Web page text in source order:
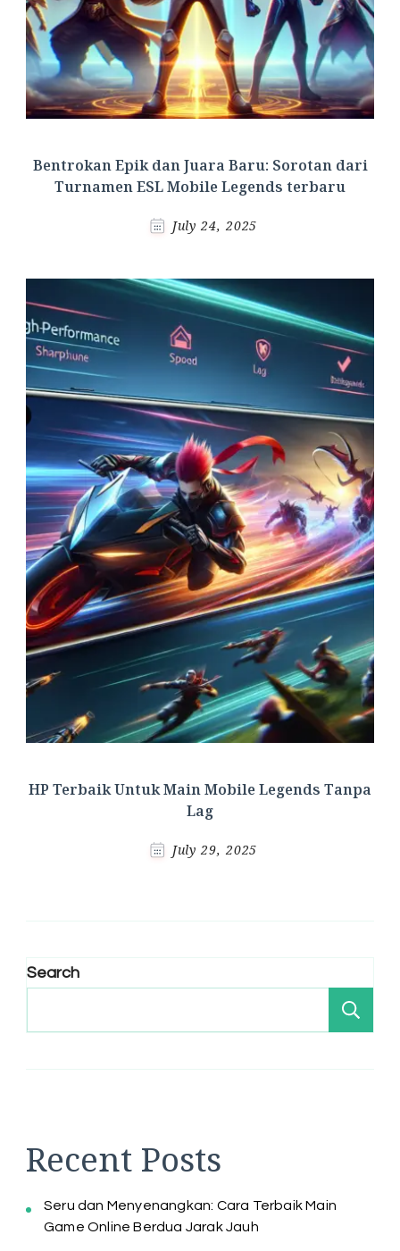
Bentrokan Epik dan Juara Baru: Sorotan dari
Turnamen ESL Mobile Legends terbaru
July 24, 2025
HP Terbaik Untuk Main Mobile Legends Tanpa
Lag
July 29, 2025
Search
Recent Posts
Seru dan Menyenangkan: Cara Terbaik Main
Game Online Berdua Jarak Jauh